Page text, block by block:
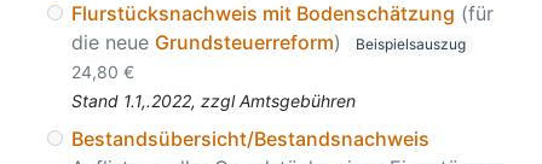
Flurstücksnachweis mit Bodenschätzung (für
die neue Grundsteuerreform) Beispielsauszug
24,80 €
Stand 1.1,.2022, zzgl Amtsgebühren
Bestandsübersicht/Bestandsnachweis